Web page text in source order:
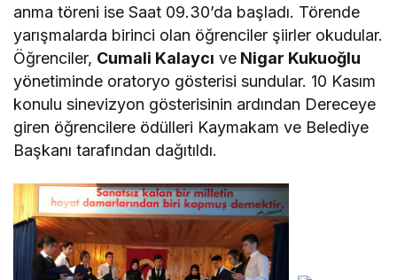
anma töreni ise Saat 09.30’da başladı. Törende
yarışmalarda birinci olan öğrenciler şiirler okudular.
Öğrenciler, Cumali Kalaycı ve Nigar Kukuoğlu
yönetiminde oratoryo gösterisi sundular. 10 Kasım
konulu sinevizyon gösterisinin ardından Dereceye
giren öğrencilere ödülleri Kaymakam ve Belediye
Başkanı tarafından dağıtıldı.